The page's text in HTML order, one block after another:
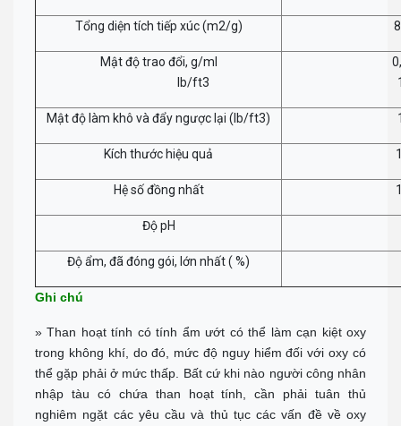
Tổng diện tích tiếp xúc (m2/g)
Mật độ trao đổi, g/ml
lb/ft3
Mật độ làm khô và đẩy ngược lại (lb/ft3)
Kích thước hiệu quả
Hệ số đồng nhất
Độ pH
Độ ẩm, đã đóng gói, lớn nhất ( %)
Ghi chú
» Than hoạt tính có tính ẩm ướt có thể làm cạn kiệt oxy
trong không khí, do đó, mức độ nguy hiểm đối với oxy có
thể gặp phải ở mức thấp. Bất cứ khi nào người công nhân
nhập tàu có chứa than hoạt tính, cần phải tuân thủ
nghiêm ngặt các yêu cầu và thủ tục các vấn đề về oxy